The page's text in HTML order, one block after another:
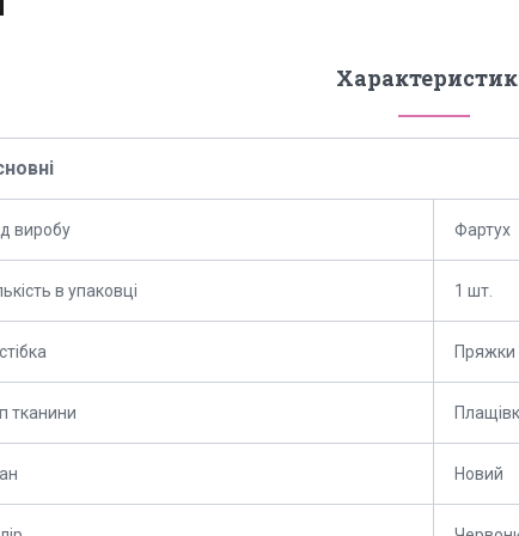
виробу Фартух
в упаковці 1 шт.
Пряжки
тканини
Новий